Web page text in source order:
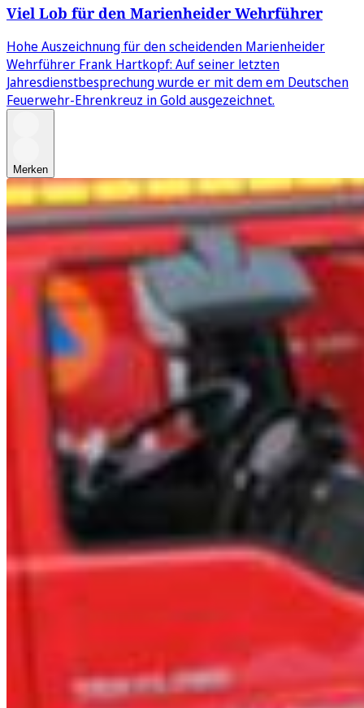
Viel Lob für den Marienheider Wehrführer
Hohe Auszeichnung für den scheidenden Marienheider
Wehrführer Frank Hartkopf: Auf seiner letzten
Jahresdienstbesprechung wurde er mit dem em Deutschen
Feuerwehr-Ehrenkreuz in Gold ausgezeichnet.
Merken